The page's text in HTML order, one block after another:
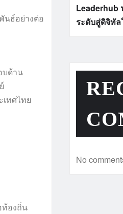
นธ์อย่างต่อ
บด้าน
ทศไทย
ท้องถิ่น
Leaderhub
ระดับสู่ดิจิทัล
No